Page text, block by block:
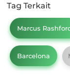
Tag Terkait
Marcus
Barcelona